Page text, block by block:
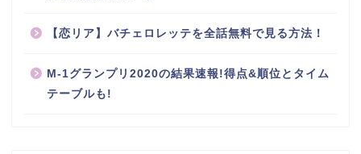
【恋リア】バチェロレッテを全話無料で見る方法！
M-1グランプリ2020の結果速報!得点&順位とタイム
テーブルも!